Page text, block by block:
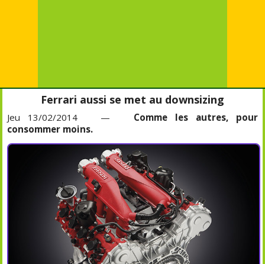
Ferrari aussi se met au downsizing
Jeu 13/02/2014 — Comme les autres, pour
consommer moins.